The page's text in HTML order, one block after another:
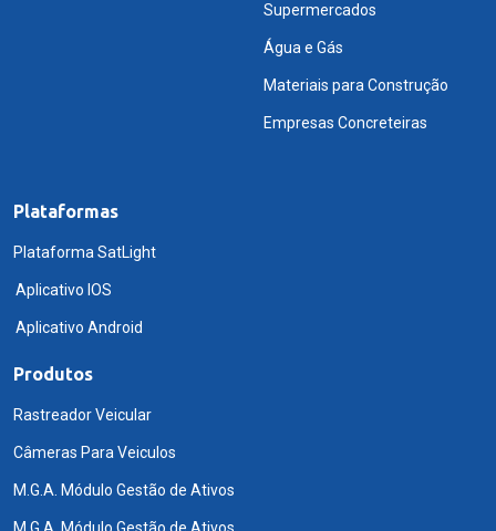
Supermercados
Água e Gás
Materiais para Construção
Empresas Concreteiras
Plataformas
Plataforma SatLight
Aplicativo IOS
Aplicativo Android
Produtos
Rastreador Veicular
Câmeras Para Veiculos
M.G.A. Módulo Gestão de Ativos